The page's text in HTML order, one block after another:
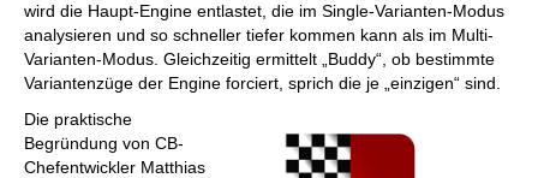
wird die Haupt-Engine entlastet, die im Single-Varianten-Modus
analysieren und so schneller tiefer kommen kann als im Multi-
Varianten-Modus. Gleichzeitig ermittelt „Buddy“, ob bestimmte
Variantenzüge der Engine forciert, sprich die je „einzigen“ sind.
Die praktische
Begründung von CB-
Chefentwickler Matthias